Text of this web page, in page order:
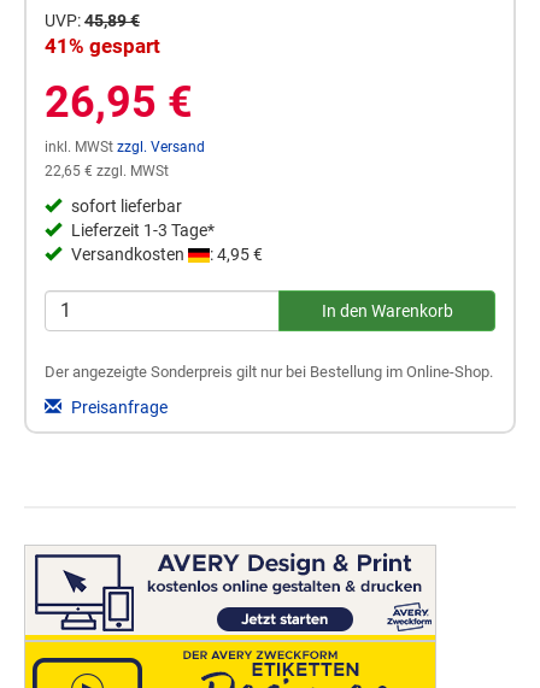
UVP:45,89 €
41% gespart
26,95 €
inkl. MWSt zzgl. Versand
22,65 € zzgl. MWSt
sofort lieferbar
Lieferzeit 1-3 Tage*
Versandkosten
: 4,95 €
Der angezeigte Sonderpreis gilt nur bei Bestellung im Online-Shop.
Preisanfrage